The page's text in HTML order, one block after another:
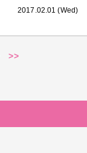
2017.02.01 (Wed)
>>